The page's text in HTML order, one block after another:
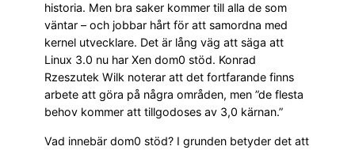
historia. Men bra saker kommer till alla de som
väntar – och jobbar hårt för att samordna med
kernel utvecklare. Det är lång väg att säga att
Linux 3.0 nu har Xen dom0 stöd. Konrad
Rzeszutek Wilk noterar att det fortfarande finns
arbete att göra på några områden, men ”de flesta
behov kommer att tillgodoses av 3,0 kärnan.”
Vad innebär dom0 stöd? I grunden betyder det att